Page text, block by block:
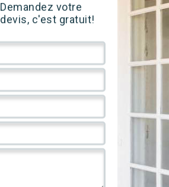
Demandez votre
devis, c'est gratuit!